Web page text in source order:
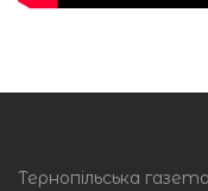
Тернопільська газета